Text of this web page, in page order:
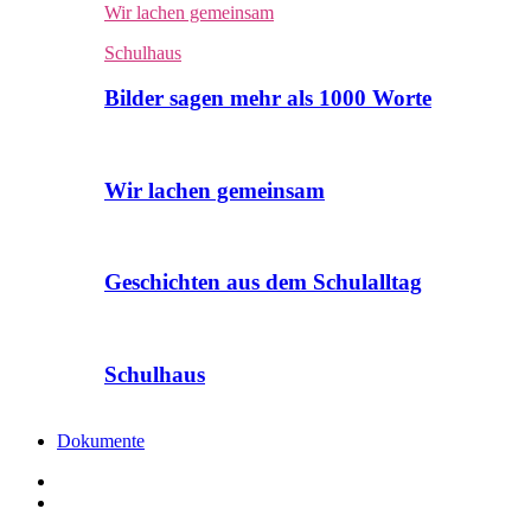
Wir lachen gemeinsam
Schulhaus
Bilder sagen mehr als 1000 Worte
Wir lachen gemeinsam
Geschichten aus dem Schulalltag
Schulhaus
Dokumente